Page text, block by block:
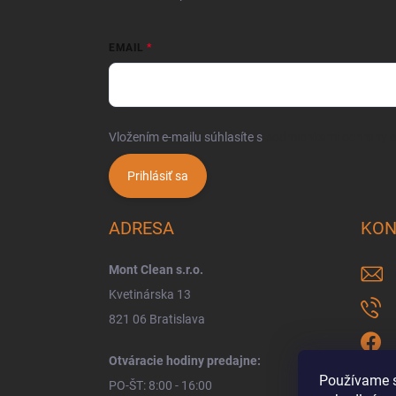
Používame
EMAIL
Vložením e-mailu súhlasíte s
Prihlásiť sa
ADRESA
Mont Clean s.r.o.
Kvetinárska 13
821 06 Bratislava
Otváracie hodiny predajne:
PO-ŠT: 8:00 - 16:00